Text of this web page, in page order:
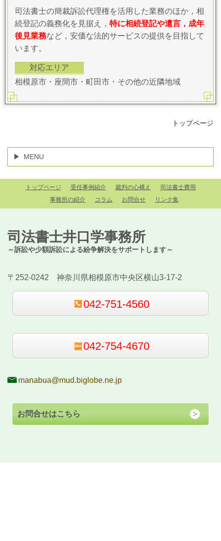
司法書士の簡裁訴訟代理権を活用した業務のほか，相
続登記の義務化を見据え， 特に相続登記や遺言，成年
後見業務など，安価な法的サービスの提供を目指して
います。
対応エリア
相模原市・座間市・町田市・その他の近隣地域
トップページ
MENU
トップページ 受任事例紹介 裁判の心構え
司法書士費用
事務所の紹介
コラム お問合せ リンク集
司法書士井口学事務所
～訴訟や少額訴訟による紛争解決をサポートします～
〒252-0242 神奈川県相模原市中央区横山3-17-2
042-751-4560
042-754-4670
manabua@mud.biglobe.ne.jp
お問合せはこちら